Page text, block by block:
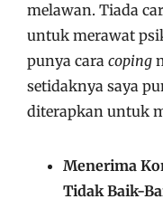
melawan. Tiada
untuk merawat
punya cara coping
setidaknya saya
diterapkan untuk
Menerima
Tidak Baik-